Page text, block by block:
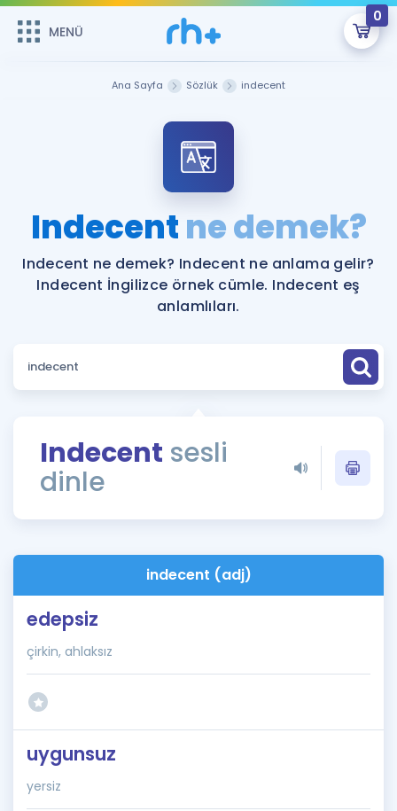
MENÜ
0
ÜYE DEĞİLİM
Sepetin Şu An Boş.
Remzi Hoca ile seni sınava hazırlayacak onlarca eğitim seni
bekliyor!
MENÜ
Faydalı Araçlar
Sözlük
Rehberlik Aracı
ÖSYM Sınav Takvimi
İngilizce Gramer
Hakkımızda
Ana Sayfa Sözlük indecent
Indecentne demek?
Indecent ne demek? Indecent ne anlama gelir?
Indecent İngilizce örnek cümle. Indecent eş
anlamlıları.
Indecent sesli
dinle
indecent (adj)
edepsiz
çirkin, ahlaksız
uygunsuz
yersiz